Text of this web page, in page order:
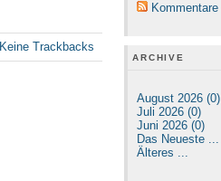
Keine Trackbacks
Kommentare
ARCHIVE
August 2026 (0)
Juli 2026 (0)
Juni 2026 (0)
Das Neueste ...
Älteres ...